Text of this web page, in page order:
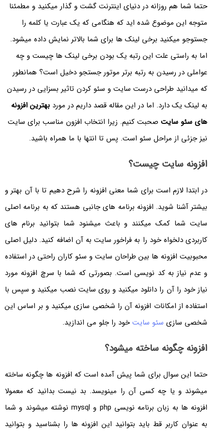
حتما شما هم روزانه در دنیای اینترنت گشت و گذار میکنید و مطمئنا
متوجه این موضوع شده اید که هنگامی که یک عبارت یا کلمه را
جستوجو میکنید برخی لینک ها برای شما بالاتر نمایش داده میشود.
اما به راستی علت این رتبه یک بودن برخی لینک ها چیست و چه
عواملی در رسیدن به رتبه برتر موتور جستجو دخیل است؟همانطور
که میدانید طراحی درست سایت و سئو کردن تاثیر بسزایی در رسیدن
به لینک یک دارد. اما در این مقاله قصد داریم در مورد بهترین افزونه
های سئو سایتصحبت کنیم. زیرا انتخاب افزون مناسب برای سایت
نیز جزئی از مراحل سئو است. پس تا انتها با ما همراه باشید.
افزونه سایت چیست؟
در ابتدا لازم است برای شما معنی افزونه را شرح دهیم تا با آن بهتر و
بیشتر آشنا شوید. افزونه برنامه های جانبی هستند که به برنامه اصلی
سایت شما کمک میکنند و باعث میشنود شما بتوانید برنام های
کاربردی دلخواه خود را به فراخور سایت به آن اضافه کنید. دلیل اصلی
محبوبیت افزونه ها بین طراحان سایت و سئو کاران راحتی در استفاده
و عدم نیاز به کد نویسی است. بصورتی که شما با سرچ افزونه مورد
نیاز خود را آن را دانلود میکنید و روی سایت نصب میکنید و سپس با
استفاده از امکانات افزونه آن را شخصی سازی میکنید و بر اساس این
شخصی سازیسئو سایتخود را جلو‌ می‌ اندازید.
افزونه چگونه ساخته میشود؟
حتما این سوال برای شما پیش آمده است که افزونه ها چگونه ساخته
میشوند و یا چه کسی آن را مینویسد. بد نیست بدانید که معمولا
افزونه ها به زبان برنامه نویسی phpو mysqlنوشته میشوند و شما
به عنوان کاربر قط باید بتوانید این افزونه ها را بشناسید و بتوانید